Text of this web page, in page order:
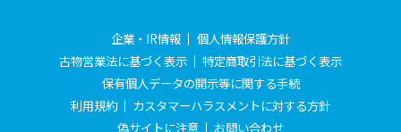
企業・IR情報
個人情報保護方針
古物営業法に基づく表示
特定商取引法に基づく表示
保有個人データの開示等に関する手続
利用規約
カスタマーハラスメントに対する方針
偽サイトに注意
お問い合わせ